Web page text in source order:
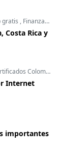
gratis , Finanzas Personales
Costa Rica y
Colombia
Internet
importantes